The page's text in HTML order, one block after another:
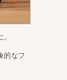
的なフ